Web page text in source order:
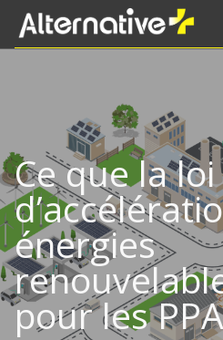
Ce que la loi
énergies
pour les PPA